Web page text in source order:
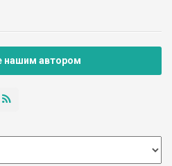
нашим автором